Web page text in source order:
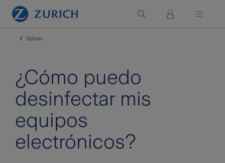
Saltar al contenido principal
Volver
¿Cómo puedo
desinfectar mis
equipos
electrónicos?